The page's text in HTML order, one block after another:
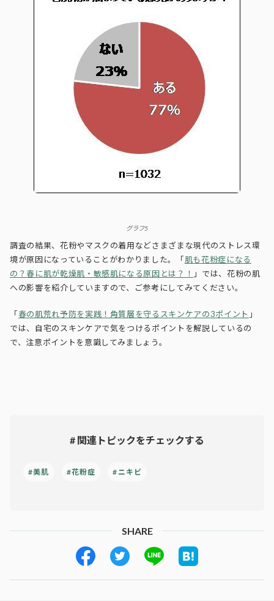
グラフ5
調査の結果、花粉やマスクの着用などさまざまな現代のストレス環
境が原因になっていることがわかりました。「肌も花粉症になる
の？春に肌が乾燥肌・敏感肌になる原因とは？！ 」では、花粉の肌
への影響を紹介していますので、ご参考にしてみてください。
「春の肌荒れ予防を実践！角質層を守るスキンケアの3ポイント 」
では、自宅のスキンケアで気をつけるポイントを解説しているの
で、注意ポイントを意識してみましょう。
# 関連トピックをチェックする
#美肌 #花粉症 #ニキビ
SHARE